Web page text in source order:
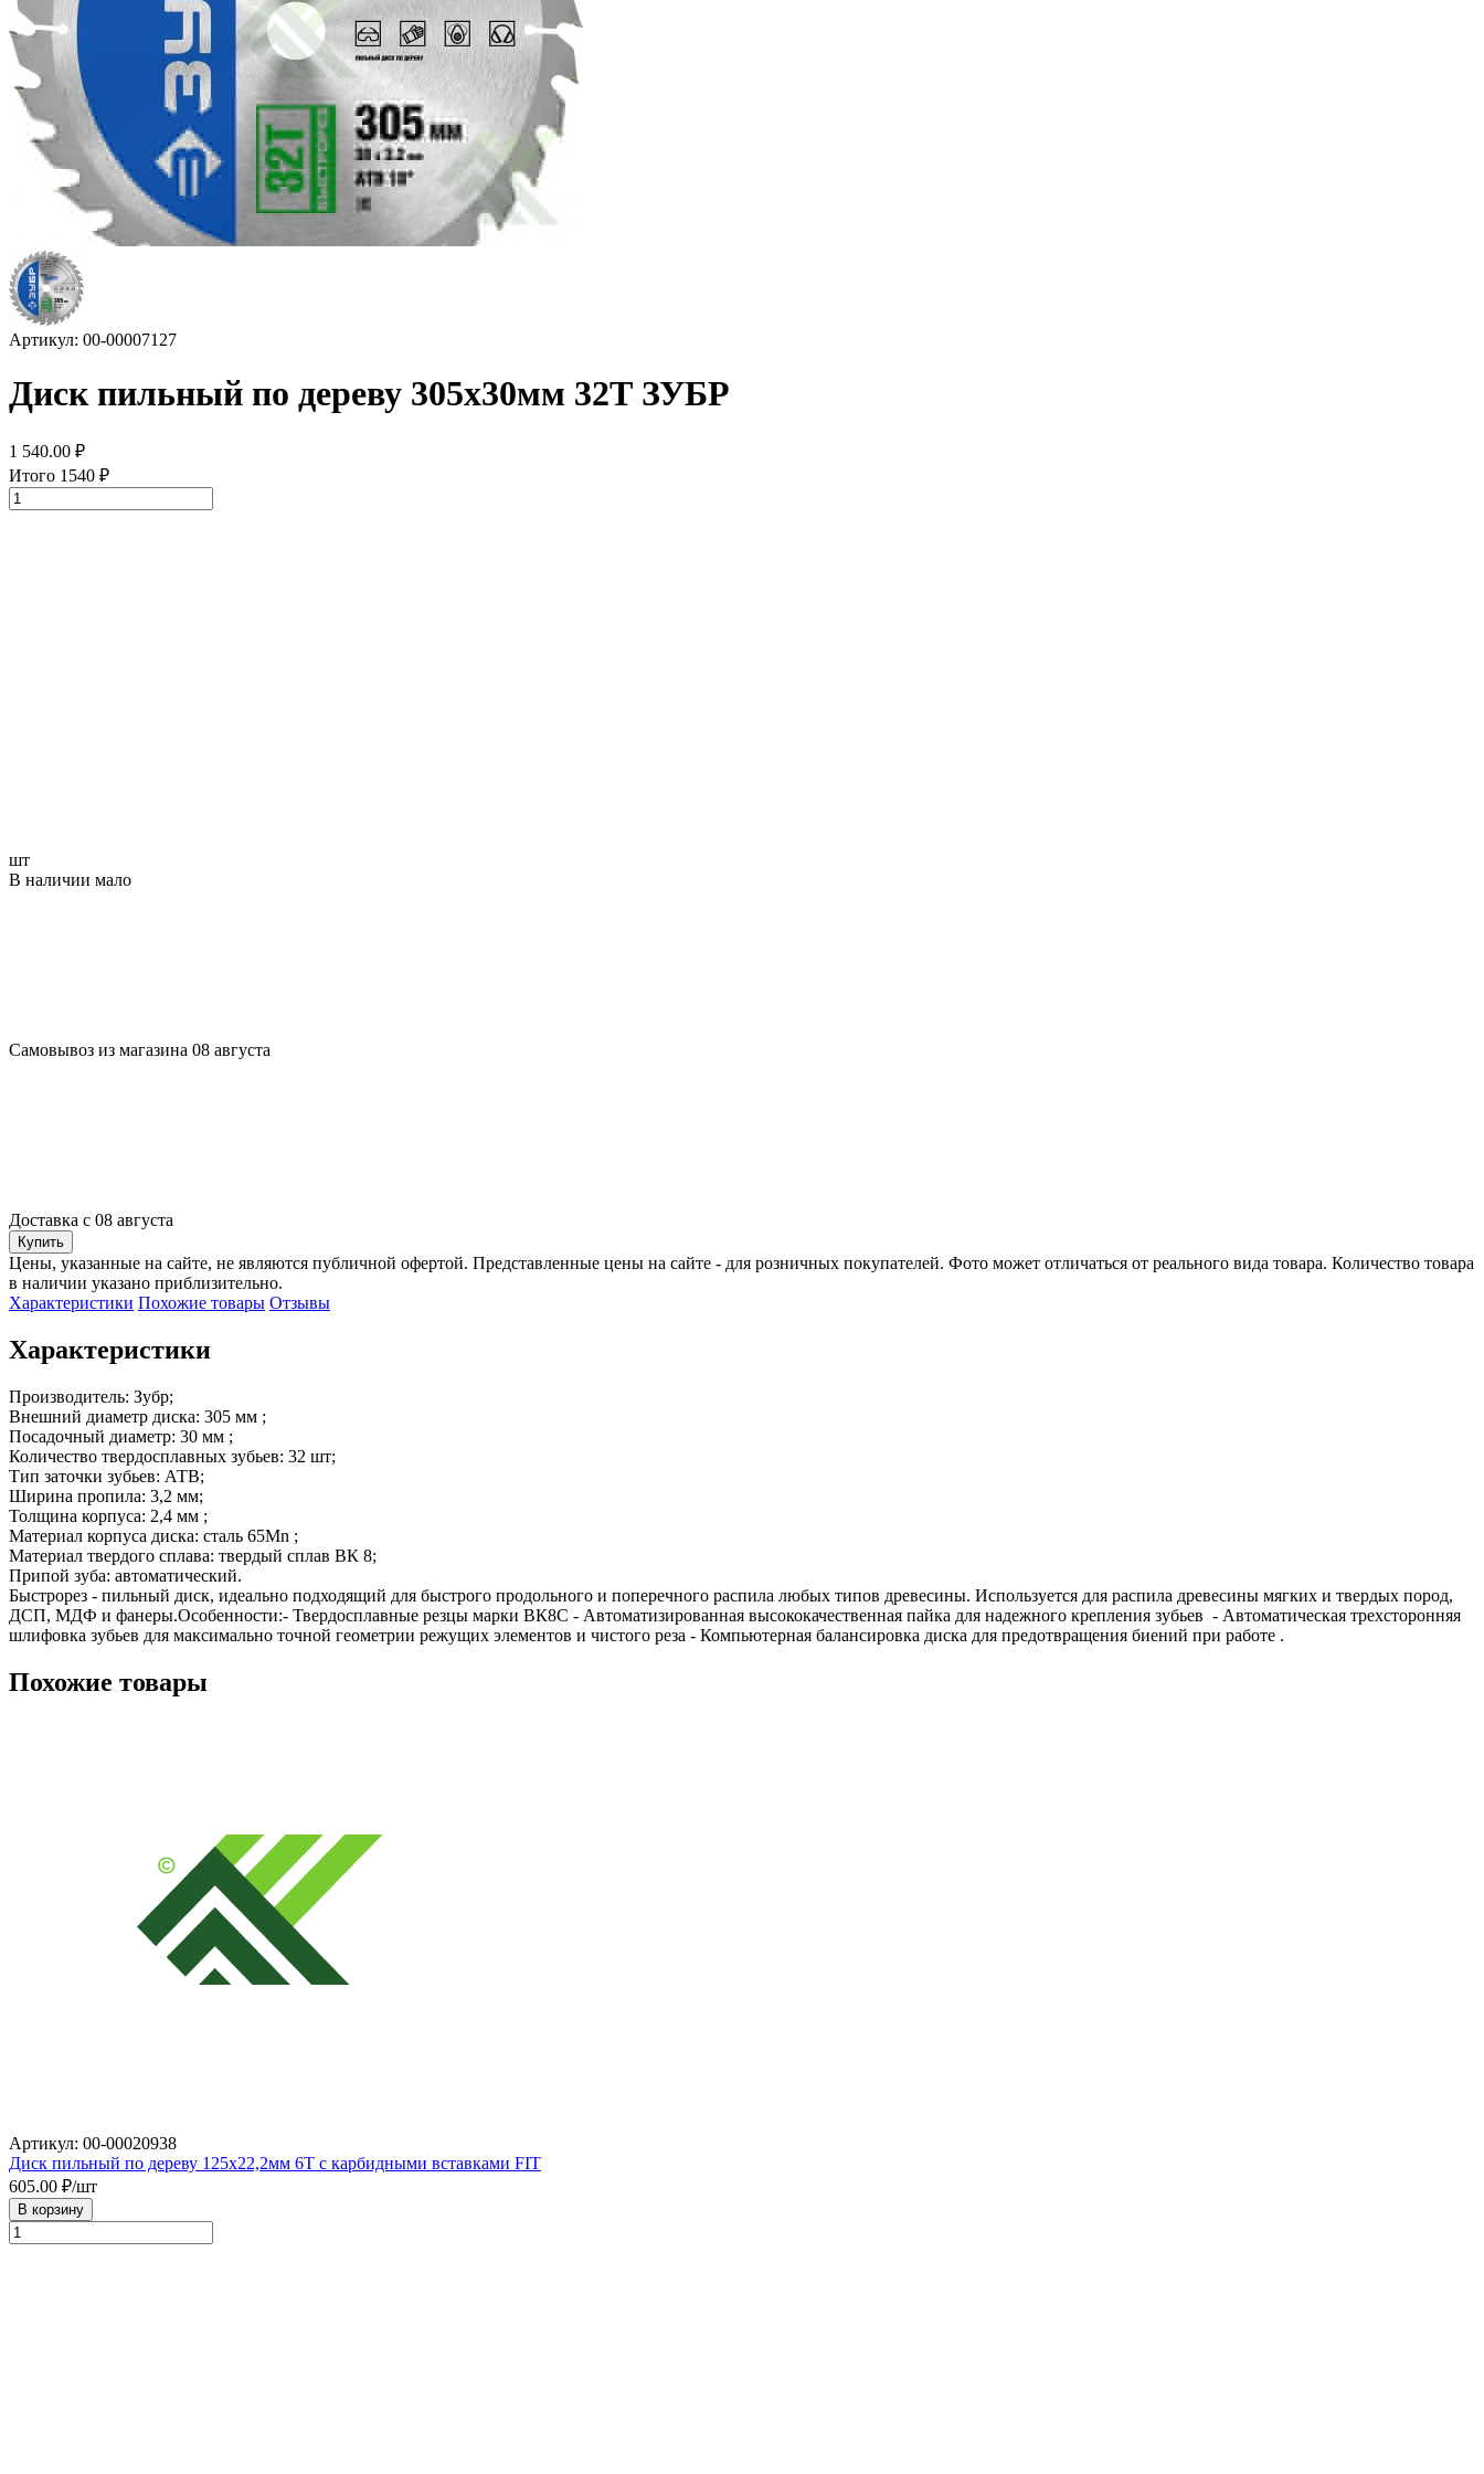
Артикул: 00-00007127
Диск пильный по дереву 305х30мм 32Т ЗУБР
1 540.00 ₽
Итого 1540 ₽
шт
В наличии мало
Самовывоз из магазина 08 августа
Доставка с 08 августа
Купить
Цены, указанные на сайте, не являются публичной офертой. Представленные цены на сайте - для розничных покупателей. Фото может отличаться от реального вида товара. Количество товара
в наличии указано приблизительно.
Характеристики Похожие товары Отзывы
Характеристики
Производитель: Зубр;
Внешний диаметр диска: 305 мм ;
Посадочный диаметр: 30 мм ;
Количество твердосплавных зубьев: 32 шт;
Тип заточки зубьев: АТВ;
Ширина пропила: 3,2 мм;
Толщина корпуса: 2,4 мм ;
Материал корпуса диска: сталь 65Mn ;
Материал твердого сплава: твердый сплав ВК 8;
Припой зуба: автоматический.
Быстрорез - пильный диск, идеально подходящий для быстрого продольного и поперечного распила любых типов древесины. Используется для распила древесины мягких и твердых пород,
ДСП, МДФ и фанеры.Особенности:- Твердосплавные резцы марки ВК8С - Автоматизированная высококачественная пайка для надежного крепления зубьев  - Автоматическая трехсторонняя
шлифовка зубьев для максимально точной геометрии режущих элементов и чистого реза - Компьютерная балансировка диска для предотвращения биений при работе .
Похожие товары
Артикул: 00-00020938
Диск пильный по дереву 125х22,2мм 6Т с карбидными вставками FIT
605.00 ₽/шт
В корзину